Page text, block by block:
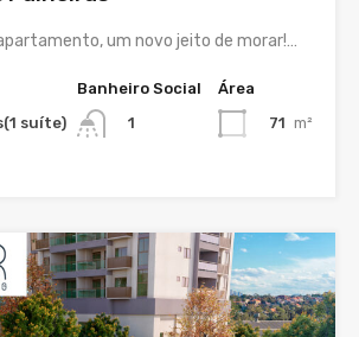
um novo jeito de morar!…
suíte)
Banheiro Social
1
Área
71 m²